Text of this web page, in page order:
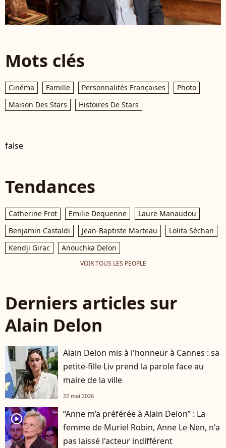
Mots clés
Cinéma Famille Personnalités Françaises
Photo
Maison Des Stars
Histoires De Stars
false
Tendances
Catherine Frot Emilie Dequenne
Laure Manaudou
Benjamin Castaldi
Jean-Baptiste Marteau
Lolita Séchan
Kendji Girac
Anouchka Delon
VOIR TOUS LES PEOPLE
Derniers articles sur
Alain Delon
Alain Delon mis à l'honneur à Cannes : sa
petite-fille Liv prend la parole face au
maire de la ville
22 mai 2026
player2
“Anne m’a préférée à Alain Delon” : La
femme de Muriel Robin, Anne Le Nen, n'a
pas laissé l'acteur indifférent